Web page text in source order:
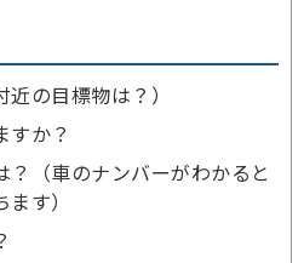
の目標物は？）
すか？
？（車のナンバーがわかると
す）